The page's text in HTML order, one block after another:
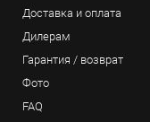
Доставка и оплата
Дилерам
Гарантия / возврат
Фото
FAQ